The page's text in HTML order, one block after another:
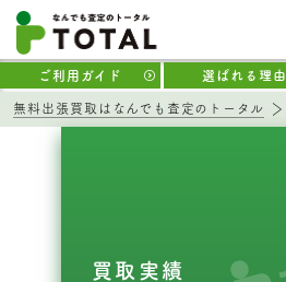
ご利用ガイド 選ばれる理由
無料出張買取はなんでも査定のトータル
買取実績